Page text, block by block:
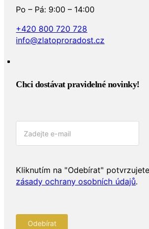
Po – Pá: 9:00 – 14:00
+420 800 720 728
info@zlatoproradost.cz
Chci dostávat pravidelné novinky!​
Kliknutím na "Odebírat"
zásady ochrany osobních údajů.
Odebírat